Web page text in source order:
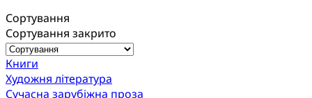
Сортування
Сортування закрито
Книги
Художня література
Сучасна зарубіжна проза